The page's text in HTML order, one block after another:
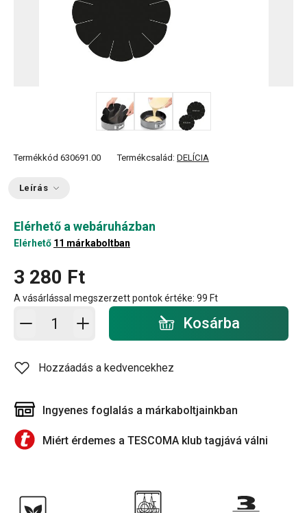
Termékkód 630691.00 Termékcsalád: DELÍCIA
Leírás
Elérhető a webáruházban
Elérhető 11 márkaboltban
3 280 Ft
A vásárlással megszerzett pontok értéke: 99 Ft
Kosárba - mennyiség Kosárba
Hozzáadás a kedvencekhez
Ingyenes foglalás a márkaboltjainkban
Miért érdemes a TESCOMA klub tagjává válni